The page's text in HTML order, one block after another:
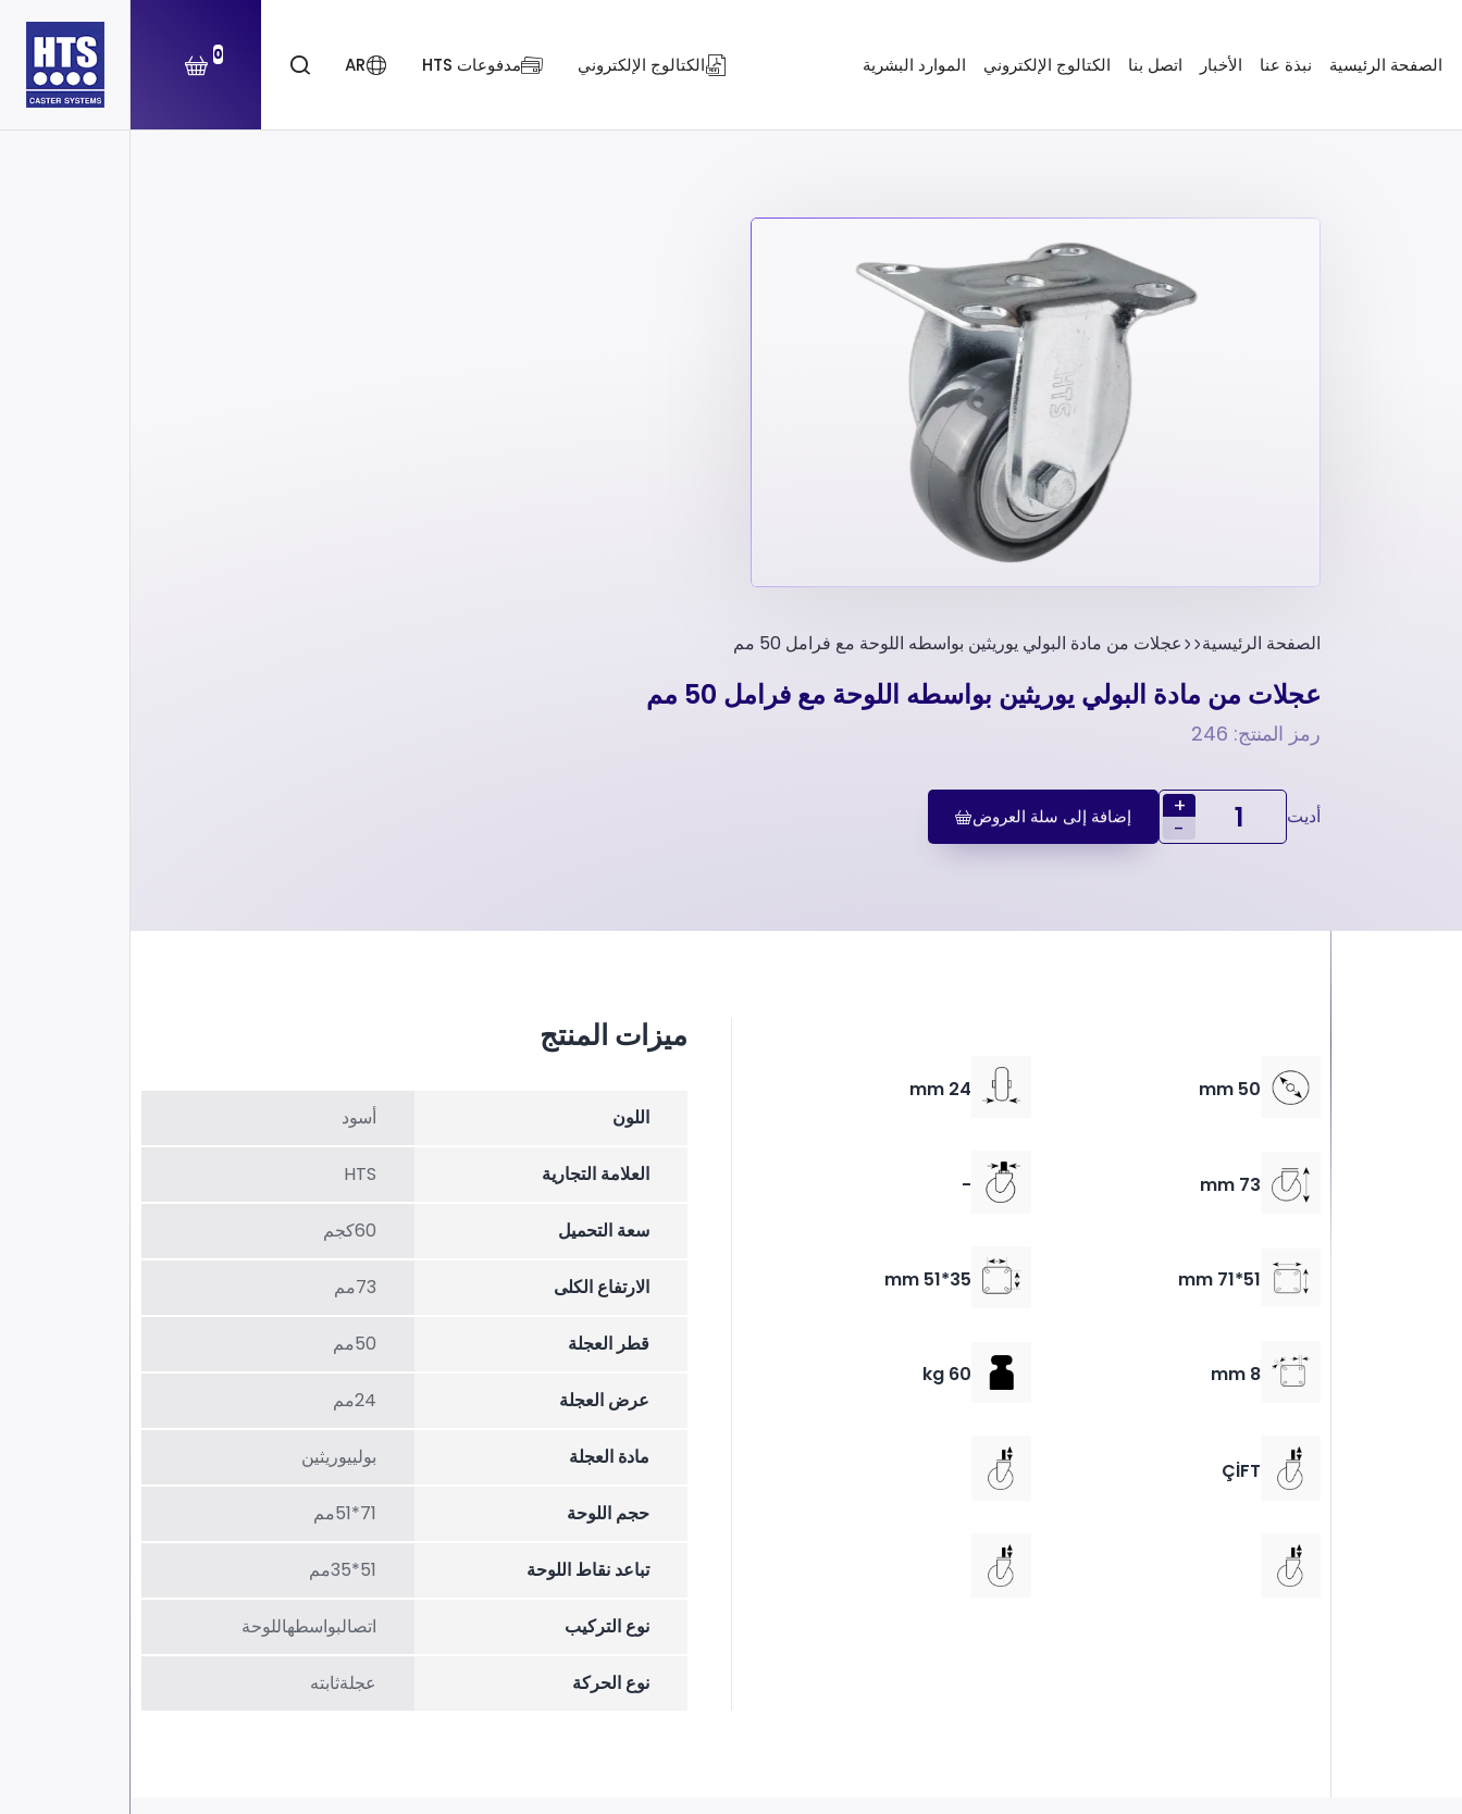
الصفحة الرئيسية نبذة عنا الأخبار اتصل بنا الكتالوج الإلكتروني الموارد البشرية الكتالوج الإلكتروني مدفوعات HTS AR
0
الصفحة الرئيسية عجلات من مادة البولي يوريثين بواسطه اللوحة مع فرامل 50 مم
عجلات من مادة البولي يوريثين بواسطه اللوحة مع فرامل 50 مم
رمز المنتج: 246
أديت
+
-
إضافة إلى سلة العروض
50 mm
24 mm
73 mm
-
51*71 mm
35*51 mm
8 mm
60 kg
ÇİFT
ميزات المنتج
اللون أسود
العلامة التجارية HTS
سعة التحميل 60كجم
الارتفاع الکلی 73مم
قطر العجلة 50مم
عرض العجلة 24مم
مادة العجلة بولييوريثين
حجم اللوحة 71*51مم
تباعد نقاط اللوحة 51*35مم
نوع التركيب اتصالبواسطهاللوحة
نوع الحركة عجلةثابته